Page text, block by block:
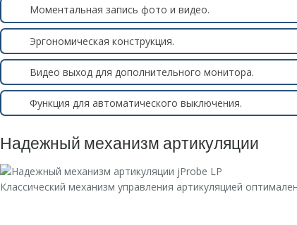
Моментальная запись фото и видео.
Эргономическая конструкция.
Видео выход для дополнительного монитора.
Функция для автоматического выключения.
Надежный механизм артикуляции
Классический механизм управления артикуляцией